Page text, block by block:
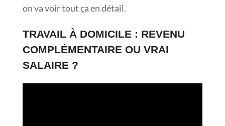
on va voir tout ça en détail.
TRAVAIL À DOMICILE : REVENU
COMPLÉMENTAIRE OU VRAI
SALAIRE ?